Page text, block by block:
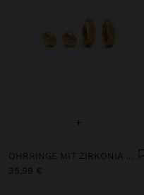
+
35,99 €